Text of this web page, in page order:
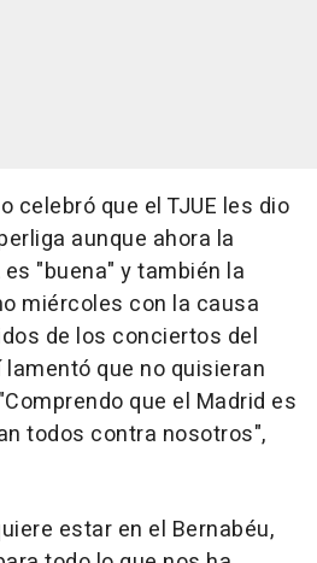
celebró que el TJUE les dio
aunque ahora la
es "buena" y también la
miércoles con la causa
de los conciertos del
lamentó que no quisieran
que el Madrid es
todos contra nosotros",
estar en el Bernabéu,